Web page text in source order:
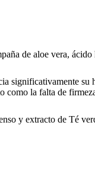
de aloe vera,
significativamente
como la falta de
y extracto de Té